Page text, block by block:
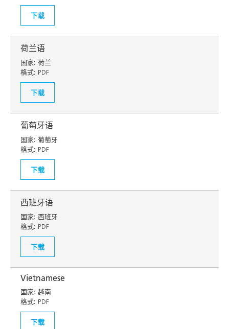
下载
荷兰语
国家: 荷兰
格式: PDF
下载
葡萄牙语
国家: 葡萄牙
格式: PDF
下载
西班牙语
国家: 西班牙
格式: PDF
下载
Vietnamese
国家: 越南
格式: PDF
下载